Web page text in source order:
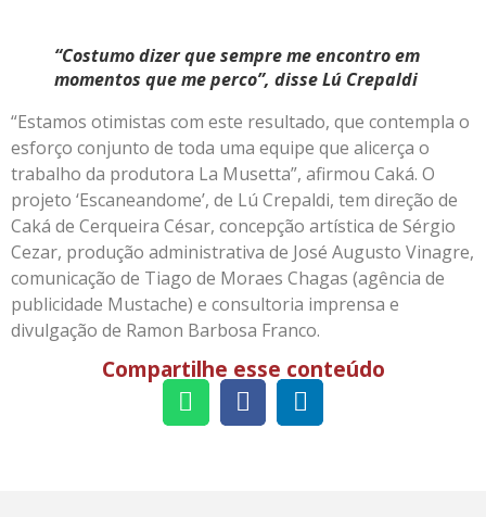
“Costumo dizer que sempre me encontro em
momentos que me perco”, disse Lú Crepaldi
“Estamos otimistas com este resultado, que contempla o
esforço conjunto de toda uma equipe que alicerça o
trabalho da produtora La Musetta”, afirmou Caká. O
projeto ‘Escaneandome’, de Lú Crepaldi, tem direção de
Caká de Cerqueira César, concepção artística de Sérgio
Cezar, produção administrativa de José Augusto Vinagre,
comunicação de Tiago de Moraes Chagas (agência de
publicidade Mustache) e consultoria imprensa e
divulgação de Ramon Barbosa Franco.
Compartilhe esse conteúdo